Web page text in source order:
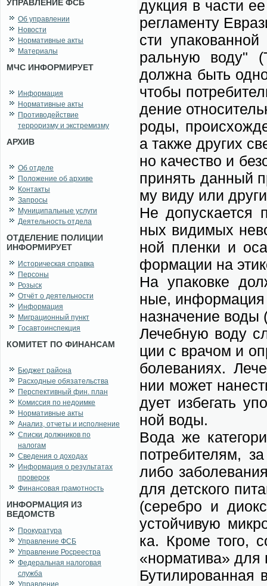
УПРАВЛЕНИЕ ФСБ
Об управлении
Новости
Нормативные акты
Материалы
МЧС ИНФОРМИРУЕТ
Информация
Нормативные акты
Противодействие
терроризму и экстремизму
АРХИВ
Об отделе
Положение об архиве
Контакты
Запросы
Муниципальные услуги
Деятельность отдела
ОТДЕЛЕНИЕ ПОЛИЦИИ
ИНФОРМИРУЕТ
Историческая справка
Персоны
Розыск
Отчёт о деятельности
Информация
Миграционный пункт
Госавтоинспекция
КОМИТЕТ ПО ФИНАНСАМ
Бюджет района
Расходные обязательства
Перспективный фин. план
Комиссия по недоимке
Нормативные акты
Анализ, отчеты и исполнение
Списки должников по
налогам
Сведения о доходах
Информация о результатах
проверок
Финансовая грамотность
ИНФОРМАЦИЯ ИЗ
ВЕДОМСТВ
Прокуратура
Управление ФСБ
Управление Росреестра
Федеральная налоговая
служба
Управление
дук­ция в ча­сти
ре­гла­мен­ту
сти
раль­ную во­ду"
долж­на быть
чтобы
де­ние
ро­ды,
а так­же дру­гих
но ка­че­ство и
при­нять дан­ный
му ви­ду или
Не до­пус­ка­ет­ся
ных ви­ди­мых
ной плен­ки и
фор­ма­ции на
На упа­ков­ке
ные, ин­фор­ма­ция
на­зна­че­ние во­ды
Ле­чеб­ную во­ду
ции с вра­чом и
боле­ва­ни­ях.
нии мо­жет
ду­ет из­бе­гать
ной во­ды.
Во­да же
по­тре­би­те­лям,
ли­бо
для дет­ско­го
(се­реб­ро и
устой­чи­вую
ка. Кро­ме то­го,
«нор­ма­ти­ва»
Бу­ти­ли­ро­ван­ная